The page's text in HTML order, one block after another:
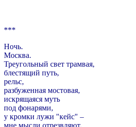
***
Ночь.
Москва.
Треугольный свет трамвая,
блестящий путь,
рельс,
разбуженная мостовая,
искрящаяся муть
под фонарями,
у кромки лужи "кейс" –